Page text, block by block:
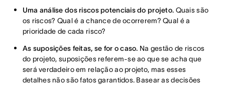
Uma análise dos riscos potenciais do projeto. Quais são
os riscos? Qual é a chance de ocorrerem? Qual é a
prioridade de cada risco?
As suposições feitas, se for o caso. Na gestão de riscos
do projeto, suposições referem-se ao que se acha que
será verdadeiro em relação ao projeto, mas esses
detalhes não são fatos garantidos. Basear as decisões